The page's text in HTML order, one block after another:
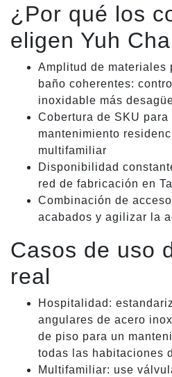
¿Por qué los
eligen Yuh
Amplitud de materiales
baño coherentes:
inoxidable más
Cobertura de SKU
mantenimiento
multifamiliar
Disponibilidad
red de fabricación en
Combinación de
acabados y agilizar la
Casos de uso
real
Hospitalidad:
angulares de acero
de piso para un
todas las habitaciones
Multifamiliar: use